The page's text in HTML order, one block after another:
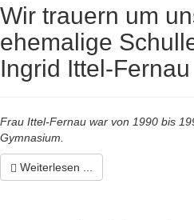
Wir trauern um
ehemalige
Ingrid Ittel-Fernau
Frau Ittel-Fernau war von 1990 bis
Gymnasium.
Weiterlesen ...